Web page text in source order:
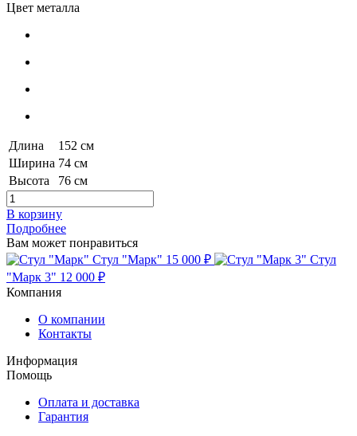
Цвет металла
Длина
152 см
Ширина 74 см
Высота
76 см
В корзину
Подробнее
Вам может понравиться
Стул "Марк" 15 000 ₽
Стул
"Марк 3" 12 000 ₽
Компания
О компании
Контакты
Информация
Помощь
Оплата и доставка
Гарантия